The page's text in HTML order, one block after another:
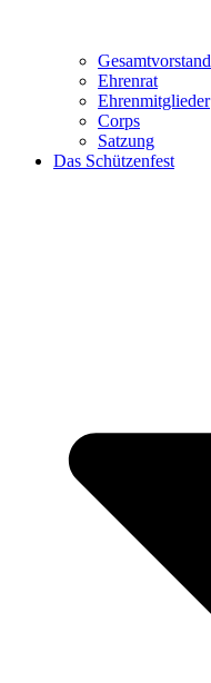
Gesamtvorstand
Ehrenrat
Ehrenmitglieder
Corps
Satzung
Das Schützenfest